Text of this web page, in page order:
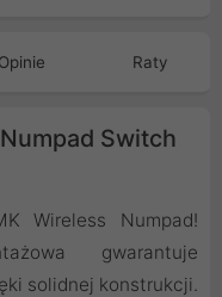
Opinie Raty
Switch
Wireless Numpad!
gwarantuje
solidnej konstrukcji.